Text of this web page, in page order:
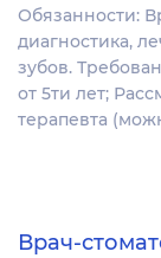
Обязанности:
диагностика,
зубов.
от 5ти лет;
терапевта
Врач-